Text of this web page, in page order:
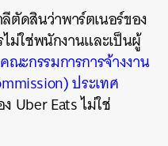
ตัดสินว่าพาร์ตเนอร์ของ
ม่ใช่พนักงานและเป็นผู้
คณะกรรมการการจ้างงาน
ประเทศ
Uber Eats ไม่ใช่